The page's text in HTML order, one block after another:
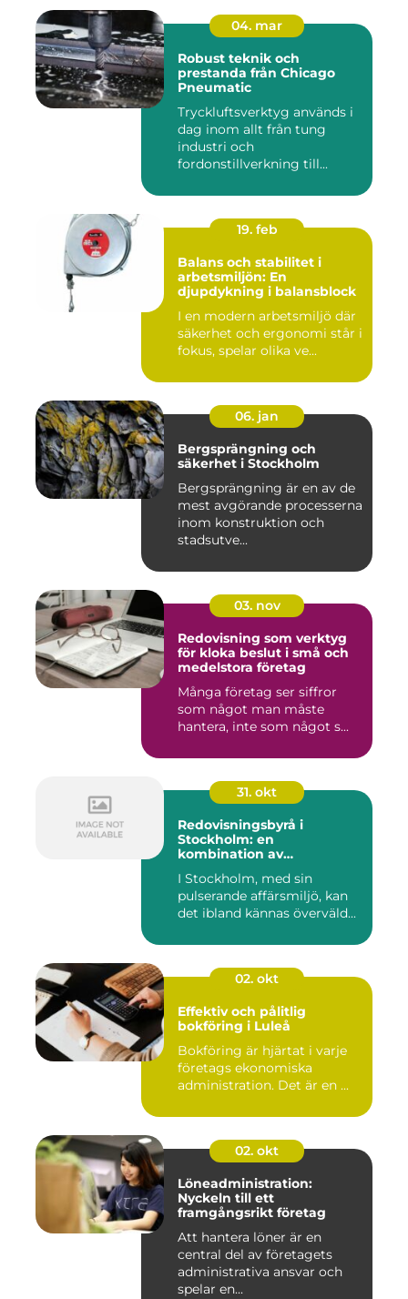
04. mar
Robust teknik och
prestanda från Chicago
Pneumatic
Tryckluftsverktyg används i
dag inom allt från tung
industri och
fordonstillverkning till...
19. feb
Balans och stabilitet i
arbetsmiljön: En
djupdykning i balansblock
I en modern arbetsmiljö där
säkerhet och ergonomi står i
fokus, spelar olika ve...
06. jan
Bergsprängning och
säkerhet i Stockholm
Bergsprängning är en av de
mest avgörande processerna
inom konstruktion och
stadsutve...
03. nov
Redovisning som verktyg
för kloka beslut i små och
medelstora företag
Många företag ser siffror
som något man måste
hantera, inte som något s...
31. okt
Redovisningsbyrå i
Stockholm: en
kombination av
personlig service
I Stockholm, med sin
pulserande affärsmiljö, kan
det ibland kännas överväld...
02. okt
Effektiv och pålitlig
bokföring i Luleå
Bokföring är hjärtat i varje
företags ekonomiska
administration. Det är en ...
02. okt
Löneadministration:
Nyckeln till ett
framgångsrikt företag
Att hantera löner är en
central del av företagets
administrativa ansvar och
spelar en...